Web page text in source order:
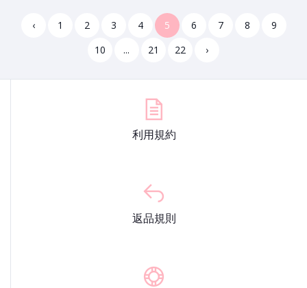
Living Room Kitchen
Locker Closet Showcase,
5000K Daylight
‹ 1 2 3 4 5 6 7 8
9
10
... 21 22 ›
利用規約
返品規則